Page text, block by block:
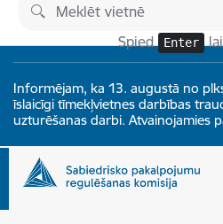
Pāriet uz lapas saturu
Spied Enter
Informējam, ka 13. augustā no
īslaicīgi tīmekļvietnes darbības
uzturēšanas darbi. Atvainojamies